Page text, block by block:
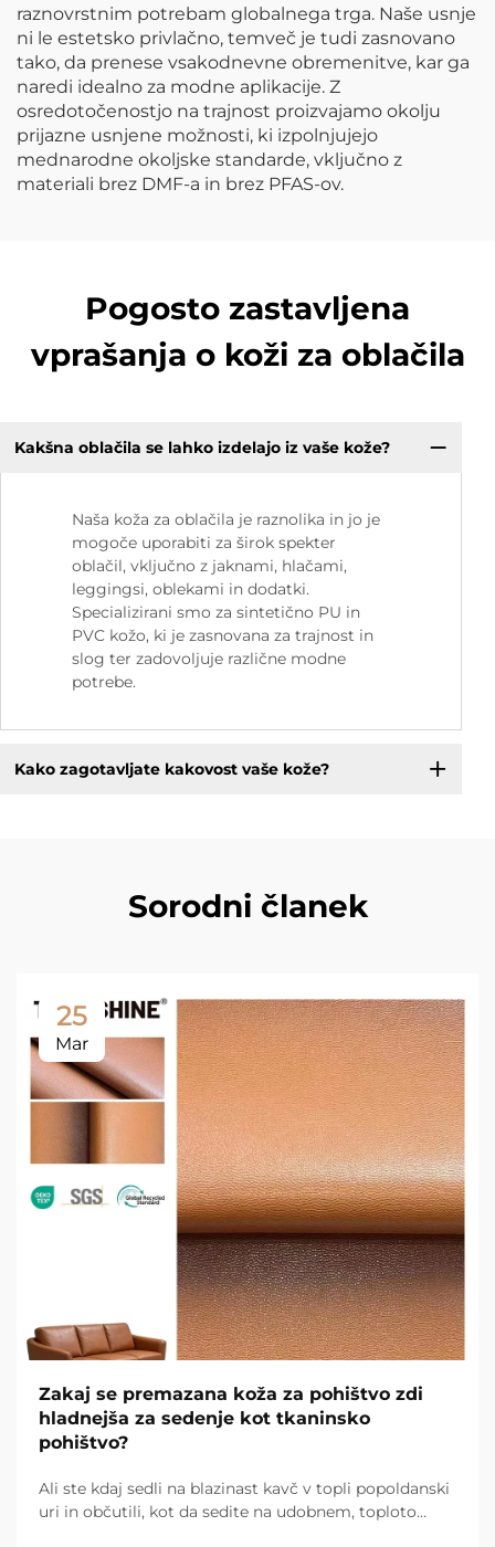
raznovrstnim potrebam globalnega trga. Naše usnje
ni le estetsko privlačno, temveč je tudi zasnovano
tako, da prenese vsakodnevne obremenitve, kar ga
naredi idealno za modne aplikacije. Z
osredotočenostjo na trajnost proizvajamo okolju
prijazne usnjene možnosti, ki izpolnjujejo
mednarodne okoljske standarde, vključno z
materiali brez DMF-a in brez PFAS-ov.
Pogosto zastavljena
vprašanja o koži za oblačila
Kakšna oblačila se lahko izdelajo iz vaše kože?
Naša koža za oblačila je raznolika in jo je
mogoče uporabiti za širok spekter
oblačil, vključno z jaknami, hlačami,
leggingsi, oblekami in dodatki.
Specializirani smo za sintetično PU in
PVC kožo, ki je zasnovana za trajnost in
slog ter zadovoljuje različne modne
potrebe.
Kako zagotavljate kakovost vaše kože?
Sorodni članek
25
Mar
Zakaj se premazana koža za pohištvo zdi
hladnejša za sedenje kot tkaninsko
pohištvo?
Ali ste kdaj sedli na blazinast kavč v topli popoldanski
uri in občutili, kot da sedite na udobnem, toploto